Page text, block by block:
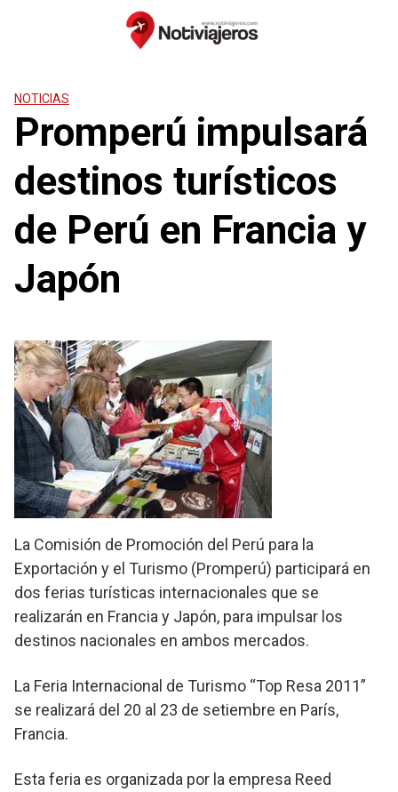
NOTICIAS
Promperú impulsará
destinos turísticos
de Perú en Francia y
Japón
La Comisión de Promoción del Perú para la
Exportación y el Turismo (Promperú) participará en
dos ferias turísticas internacionales que se
realizarán en Francia y Japón, para impulsar los
destinos nacionales en ambos mercados.
La Feria Internacional de Turismo “Top Resa 2011”
se realizará del 20 al 23 de setiembre en París,
Francia.
Esta feria es organizada por la empresa Reed